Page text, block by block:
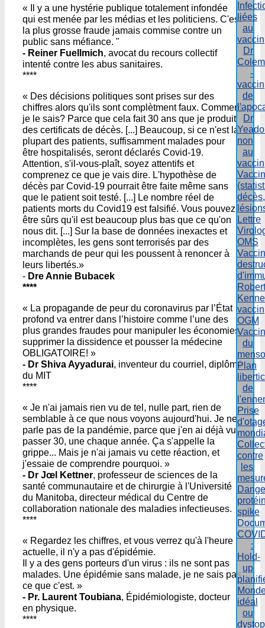
liées
au
vaccin
Dr
-
vaccin
de
Dr
non
au
vaccin
décès,
Lettre
OMS
Vaccin
Robert
vaccin
OGM
du
Plan
de
Prise
contre
les
spike
:
Hold-
up
idéal
ou
« Il y a une hystérie publique totalement infondée
qui est menée par les médias et les politiciens. C'est
la plus grosse fraude jamais commise contre un
public sans méfiance. "
- Reiner Fuellmich, avocat du recours collectif
intenté contre les abus sanitaires.
****
« Des décisions politiques sont prises sur des
chiffres alors qu'ils sont complètment faux. Comment
je le sais? Parce que cela fait 30 ans que je produit
des certificats de décès. [...] Beaucoup, si ce n'est la
plupart des patients, suffisamment malades pour
être hospitalisés, seront déclarés Covid-19.
Attention, s'il-vous-plaît, soyez attentifs et
comprenez ce que je vais dire. L'hypothèse de
décès par Covid-19 pourrait être faite même sans
que le patient soit testé. [...] Le nombre réel de
patients morts du Covid19 est falsifié. Vous pouvez
être sûrs qu'il est beaucoup plus bas que ce qu'on
nous dit. [...] Sur la base de données inexactes et
incomplètes, les gens sont terrorisés par des
marchands de peur qui les poussent à renoncer à
leurs libertés.»
- Dre Annie Bubacek
****
« La propagande de peur du coronavirus par l’État
profond va entrer dans l’histoire comme l’une des
plus grandes fraudes pour manipuler les économies,
supprimer la dissidence et pousser la médecine
OBLIGATOIRE! »
- Dr Shiva Ayyadurai, inventeur du courriel, diplômé
du MIT
****
« Je n'ai jamais rien vu de tel, nulle part, rien de
semblable à ce que nous voyons aujourd'hui. Je ne
parle pas de la pandémie, parce que j'en ai déjà vu
passer 30, une chaque année. Ça s'appelle la
grippe... Mais je n'ai jamais vu cette réaction, et
j'essaie de comprendre pourquoi. »
- Dr Jœl Kettner, professeur de sciences de la
santé communautaire et de chirurgie à l'Université
du Manitoba, directeur médical du Centre de
collaboration nationale des maladies infectieuses.
****
« Regardez les chiffres, et vous verrez qu'à l'heure
actuelle, il n'y a pas d'épidémie.
Il y a des gens porteurs d'un virus : ils ne sont pas
malades. Une épidémie sans malade, je ne sais pas
ce que c'est. »
- Pr. Laurent Toubiana, Épidémiologiste, docteur
en physique.
****